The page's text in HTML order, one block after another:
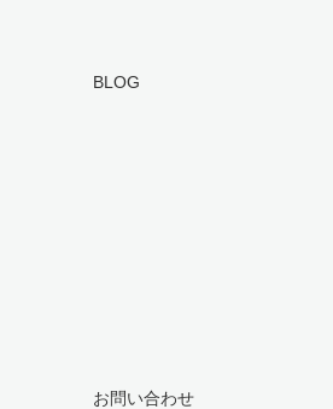
BLOG
お問い合わせ